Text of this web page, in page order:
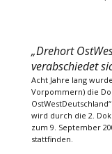
„Drehort
verabschiedet
Acht Jahre lang
Vorpommern) die
wird durch die 2.
zum 9. September
stattfinden.